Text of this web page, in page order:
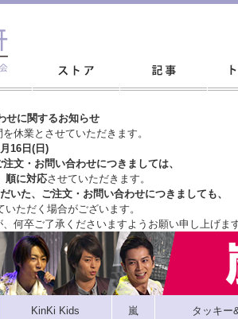
せに関するお知らせ
休業とさせていただきます。
16日(日)
文・お問い合わせにつきましては、
順に対応させていただきます。
いた、ご注文・ お問い合わせにつきましても、
いただく場合がございます。
何卒ご了承くださいますようお願い申し上げます
KinKi Kids 嵐 タッキー